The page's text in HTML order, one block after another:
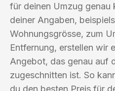
für deinen Umzug genau
deiner Angaben,
Wohnungsgrösse, zum
Entfernung, erstellen wir
Angebot, das genau auf
zugeschnitten ist. So
du den besten Preis für